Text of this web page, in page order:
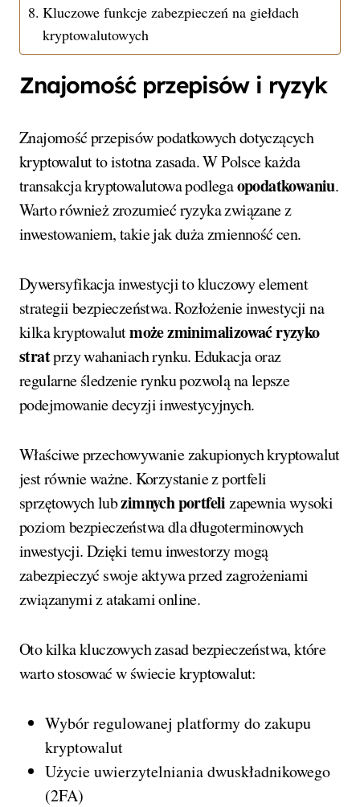
Kluczowe funkcje zabezpieczeń na giełdach
kryptowalutowych
Znajomość przepisów i ryzyk
Znajomość przepisów podatkowych dotyczących
kryptowalut to istotna zasada. W Polsce każda
transakcja kryptowalutowa podlegaopodatkowaniu.
Warto również zrozumieć ryzyka związane z
inwestowaniem, takie jak duża zmienność cen.
Dywersyfikacja inwestycji to kluczowy element
strategii bezpieczeństwa. Rozłożenie inwestycji na
kilka kryptowalutmoże zminimalizować ryzyko
stratprzy wahaniach rynku. Edukacja oraz
regularne śledzenie rynku pozwolą na lepsze
podejmowanie decyzji inwestycyjnych.
Właściwe przechowywanie zakupionych kryptowalut
jest równie ważne. Korzystanie z portfeli
sprzętowych lubzimnych portfelizapewnia wysoki
poziom bezpieczeństwa dla długoterminowych
inwestycji. Dzięki temu inwestorzy mogą
zabezpieczyć swoje aktywa przed zagrożeniami
związanymi z atakami online.
Oto kilka kluczowych zasad bezpieczeństwa, które
warto stosować w świecie kryptowalut:
Wybór regulowanej platformy do zakupu
kryptowalut
Użycie uwierzytelniania dwuskładnikowego
(2FA)